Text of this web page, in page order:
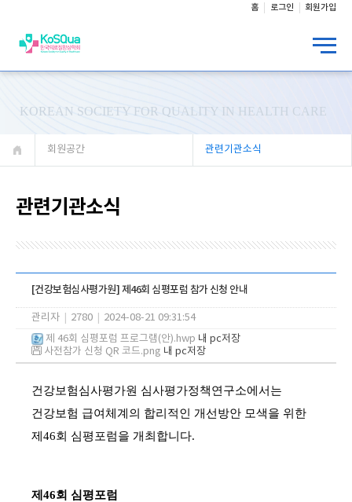
홈 로그인 회원가입
KOREAN SOCIETY FOR QUALITY IN HEALTH CARE
회원공간 관련기관소식
관련기관소식
[건강보험심사평가원] 제46회 심평포럼 참가 신청 안내
관리자 2780
2024-08-21 09:31:54
제 46회 심평포럼 프로그램(안).hwp 내 pc저장
사전참가 신청 QR 코드.png 내 pc저장
건강보험심사평가원 심사평가정책연구소에서는
건강보험 급여체계의 합리적인 개선방안 모색을 위한
제46회 심평포럼을 개최합니다.
제46회 심평포럼